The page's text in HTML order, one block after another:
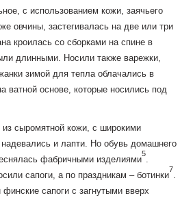
с использованием кожи, заячьего
овчины, застегивалась на две или три
кроилась со сборками на спине в
длинными. Носили также варежки,
зимой для тепла облачались в
ватной основе, которые носились под
сыромятной кожи, с широкими
и лапти. Но обувь домашнего
фабричными изделиями
5
.
сапоги, а по праздникам – ботинки
7
.
сапоги с загнутыми вверх